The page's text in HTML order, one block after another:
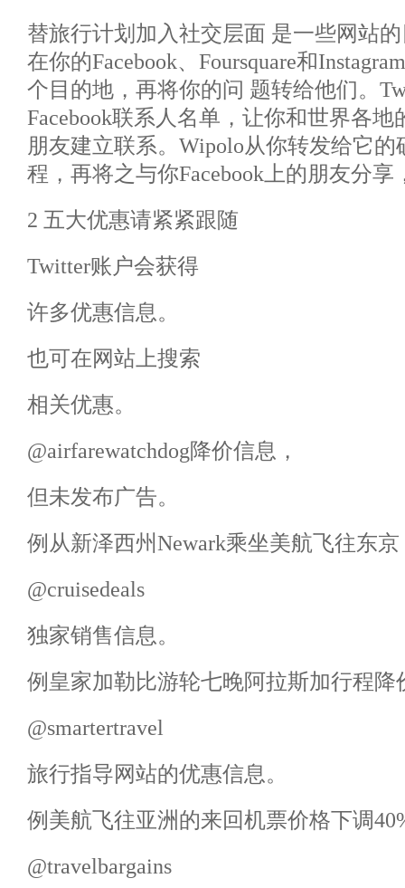
替旅行计划加入社交层面 是一些网站
在你的Facebook、Foursquare和
个目的地，再将你的问 题转给他们。
Facebook联系人名单，让你和世界各
朋友建立联系。Wipolo从你转发给它
程，再将之与你Facebook上的朋友分
2 五大优惠请紧紧跟随
Twitter账户会获得
许多优惠信息。
也可在网站上搜索
相关优惠。
@airfarewatchdog降价信息，
但未发布广告。
例从新泽西州Newark乘坐美航飞往东
@cruisedeals
独家销售信息。
例皇家加勒比游轮七晚阿拉斯加行程降
@smartertravel
旅行指导网站的优惠信息。
例美航飞往亚洲的来回机票价格下调
@travelbargains